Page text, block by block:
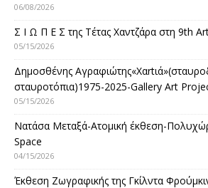
06/08/2026
Σ Ι Ω Π Ε Σ της Τέτας Χαντζάρα στη 9th
05/15/2026
Δημοσθένης
σταυροτόπια)1975-2025-Gallery Art
05/15/2026
Νατάσα Μεταξά-Ατομική έκθεση-
Space
04/15/2026
Έκθεση Ζωγραφικής της Γκίλντα